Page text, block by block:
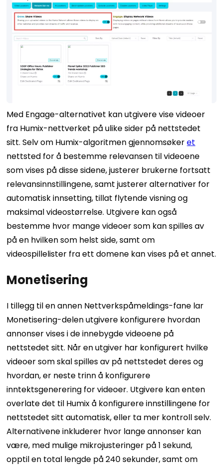
Med Engage-alternativet kan utgivere vise videoer
fra Humix-nettverket på ulike sider på nettstedet
sitt. Selv om Humix-algoritmen gjennomsøkeret
nettsted for å bestemme relevansen til videoene
som vises på disse sidene, justerer brukerne fortsatt
relevansinnstillingene, samt justerer alternativer for
automatisk innsetting, tillat flytende visning og
maksimal videostørrelse. Utgivere kan også
bestemme hvor mange videoer som kan spilles av
på en hvilken som helst side, samt om
videospillelister fra ett domene kan vises på et annet.
Monetisering
I tillegg til en annen Nettverkspåmeldings-fane lar
Monetisering-delen utgivere konfigurere hvordan
annonser vises i de innebygde videoene på
nettstedet sitt. Når en utgiver har konfigurert hvilke
videoer som skal spilles av på nettstedet deres og
hvordan, er neste trinn å konfigurere
inntektsgenerering for videoer. Utgivere kan enten
overlate det til Humix å konfigurere innstillingene for
nettstedet sitt automatisk, eller ta mer kontroll selv.
Alternativene inkluderer hvor lange annonser kan
være, med mulige mikrojusteringer på 1 sekund,
opptil en total lengde på 240 sekunder, samt om